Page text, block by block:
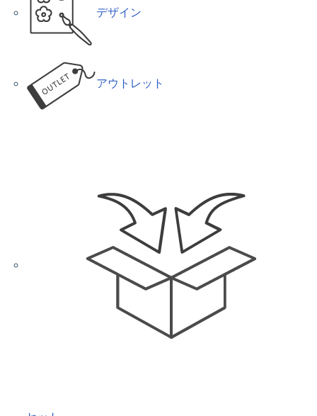
デザイン
アウトレット